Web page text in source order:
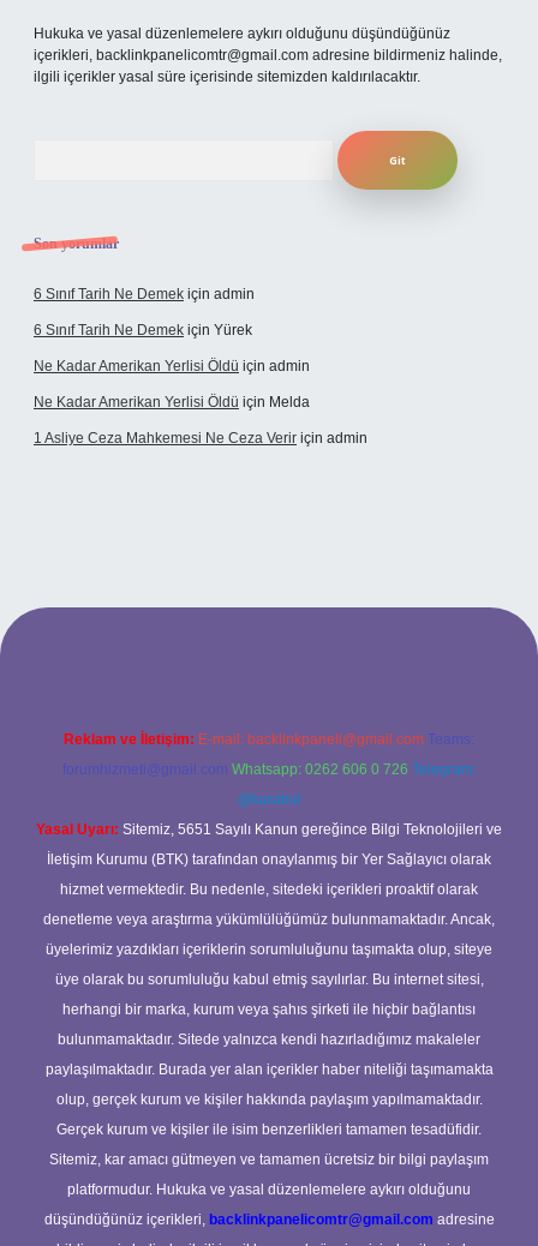
Hukuka ve yasal düzenlemelere aykırı olduğunu düşündüğünüz
içerikleri, backlinkpanelicomtr@gmail.com adresine bildirmeniz halinde,
ilgili içerikler yasal süre içerisinde sitemizden kaldırılacaktır.
Son yorumlar
6 Sınıf Tarih Ne Demek için admin
6 Sınıf Tarih Ne Demek için Yürek
Ne Kadar Amerikan Yerlisi Öldü için admin
Ne Kadar Amerikan Yerlisi Öldü için Melda
1 Asliye Ceza Mahkemesi Ne Ceza Verir için admin
Reklam ve İletişim: E-mail: backlinkpaneli@gmail.com Teams:
forumhizmeti@gmail.com Whatsapp: 0262 606 0 726 Telegram:
@karabul
Yasal Uyarı: Sitemiz, 5651 Sayılı Kanun gereğince Bilgi Teknolojileri ve
İletişim Kurumu (BTK) tarafından onaylanmış bir Yer Sağlayıcı olarak
hizmet vermektedir. Bu nedenle, sitedeki içerikleri proaktif olarak
denetleme veya araştırma yükümlülüğümüz bulunmamaktadır. Ancak,
üyelerimiz yazdıkları içeriklerin sorumluluğunu taşımakta olup, siteye
üye olarak bu sorumluluğu kabul etmiş sayılırlar. Bu internet sitesi,
herhangi bir marka, kurum veya şahıs şirketi ile hiçbir bağlantısı
bulunmamaktadır. Sitede yalnızca kendi hazırladığımız makaleler
paylaşılmaktadır. Burada yer alan içerikler haber niteliği taşımamakta
olup, gerçek kurum ve kişiler hakkında paylaşım yapılmamaktadır.
Gerçek kurum ve kişiler ile isim benzerlikleri tamamen tesadüfidir.
Sitemiz, kar amacı gütmeyen ve tamamen ücretsiz bir bilgi paylaşım
platformudur. Hukuka ve yasal düzenlemelere aykırı olduğunu
düşündüğünüz içerikleri, backlinkpanelicomtr@gmail.com adresine